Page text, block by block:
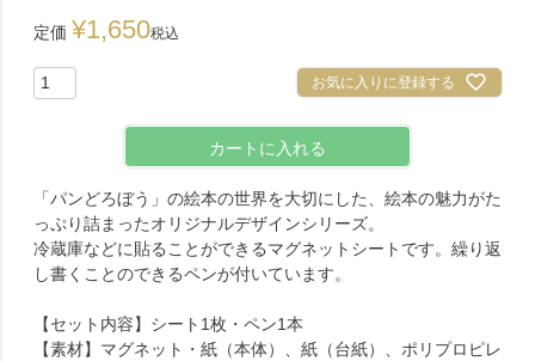
定価 ¥1,650税込
お気に入りに登録する
カートに入れる
「パンどろぼう」の絵本の世界を大切にした、絵本の魅力がた
っぷり詰まったオリジナルデザインシリーズ。
冷蔵庫などに貼ることができるマグネットシートです。繰り返
し書くことのできるペンが付いています。
【セット内容】シート1枚・ペン1本
【素材】マグネット・紙（本体）、紙（台紙）、ポリプロピレ